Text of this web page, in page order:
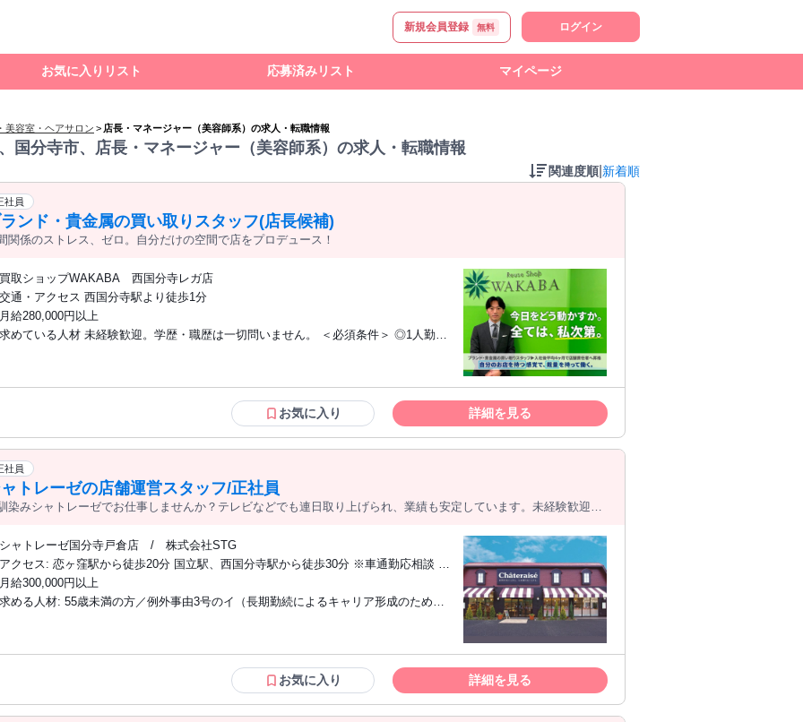
新規会員登録 無料 ログイン
お気に入りリスト 応募済みリスト マイページ
美容室・ヘアサロン > 店長・マネージャー（美容師系）の求人・転職情報
国分寺市、店長・マネージャー（美容師系）の求人・転職情報
関連度順 新着順
社員
ンド・貴金属の買い取りスタッフ(店長候補)
関係のストレス、ゼロ。自分だけの空間で店をプロデュース！
買取ショップWAKABA 西国分寺レガ店
交通・アクセス 西国分寺駅より徒歩1分
月給280,000円以上
求めている人材 未経験歓迎。学歴・職歴は一切問いません。 ＜必須条件＞ ◎1人勤務
したい」「経営に近い視点を持ちたい」という向上心をお持ちの方
お気に入り 詳細を見る
社員
トレーゼの店舗運営スタッフ/正社員
染みシャトレーゼでお仕事しませんか？テレビなどでも連日取り上げられ、業績も安定しています。未経験歓迎！
シャトレーゼ国分寺戸倉店 / 株式会社STG
アクセス: 恋ヶ窪駅から徒歩20分 国立駅、西国分寺駅から徒歩30分 ※車通勤応相談 ＜
自転車での通勤が便利です！＞ 恋ヶ窪駅から5分 国立駅、西国分寺駅、鷹の台駅から
10分 以下の駅からは20分ほどで通勤可能です 国分寺駅、立川駅、高松駅、立飛駅、泉
月給300,000円以上
求める人材: 55歳未満の方／例外事由3号のイ（長期勤続によるキャリア形成のため）
チームワークを大切にできる方 明るい対応ができる方 店舗運営に興味がある方 キャ
リアアップ可能 フリーターから正社員を目指す方歓迎お気に入り 詳細を見る